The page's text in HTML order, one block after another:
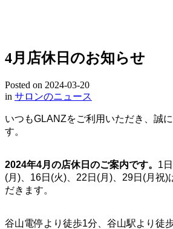
4月店休日のお知らせ
Posted on 2024-03-20
in サロンのニュース
いつもGLANZをご利用いただき、誠
す。
2024年4月の店休日のご案内です。 1
(月)、16日(火)、22日(月)、29日(月祝)
だきます。
谷山電停より徒歩1分、谷山駅より徒